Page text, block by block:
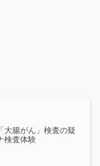
大腸がん」検査の疑
検査体験